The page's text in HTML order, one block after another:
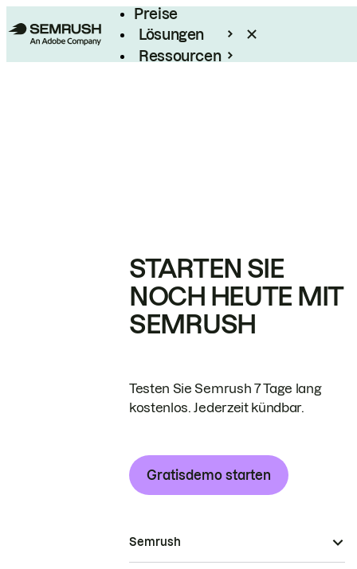
Preise
Lösungen
Ressourcen
STARTEN SIE
NOCH HEUTE MIT
SEMRUSH
Testen Sie Semrush 7 Tage lang
kostenlos. Jederzeit kündbar.
Gratisdemo starten
Semrush